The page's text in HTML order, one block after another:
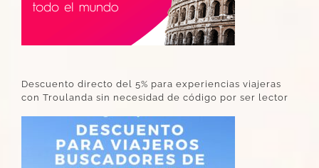
Descuento directo del 5% para experiencias viajeras
con Troulanda sin necesidad de código por ser lector